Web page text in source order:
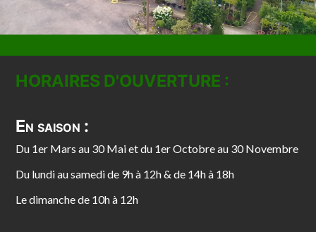
HORAIRES D'OUVERTURE :
En saison :
Du 1er Mars au 30 Mai et du 1er Octobre au 30 Novembre
Du lundi au samedi de 9h à 12h & de 14h à 18h
Le dimanche de 10h à 12h